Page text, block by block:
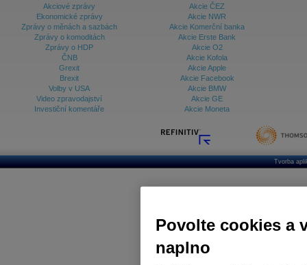
Akciové zprávy
Ekonomické zprávy
Zprávy o měnách a sazbách
Zprávy o komoditách
Zprávy o HDP
ČNB
Grexit
Brexit
Volby v USA
Video zpravodajství
Investiční komentáře
Akcie ČEZ
Akcie NWR
Akcie Komerční banka
Akcie Erste Bank
Akcie O2
Akcie Kofola
Akcie Apple
Akcie Facebook
Akcie BMW
Akcie GE
Akcie Moneta
Tvorba
Povolte cookies a
naplno